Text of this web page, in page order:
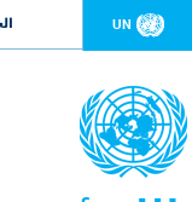
UN